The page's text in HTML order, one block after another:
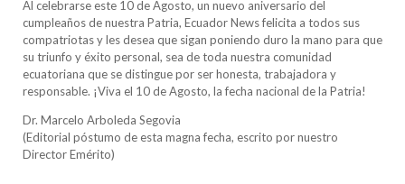
Al celebrarse este 10 de Agosto, un nuevo aniversario del
cumpleaños de nuestra Patria, Ecuador News felicita a todos sus
compatriotas y les desea que sigan poniendo duro la mano para que
su triunfo y éxito personal, sea de toda nuestra comunidad
ecuatoriana que se distingue por ser honesta, trabajadora y
responsable. ¡Viva el 10 de Agosto, la fecha nacional de la Patria!
Dr. Marcelo Arboleda Segovia
(Editorial póstumo de esta magna fecha, escrito por nuestro
Director Emérito)